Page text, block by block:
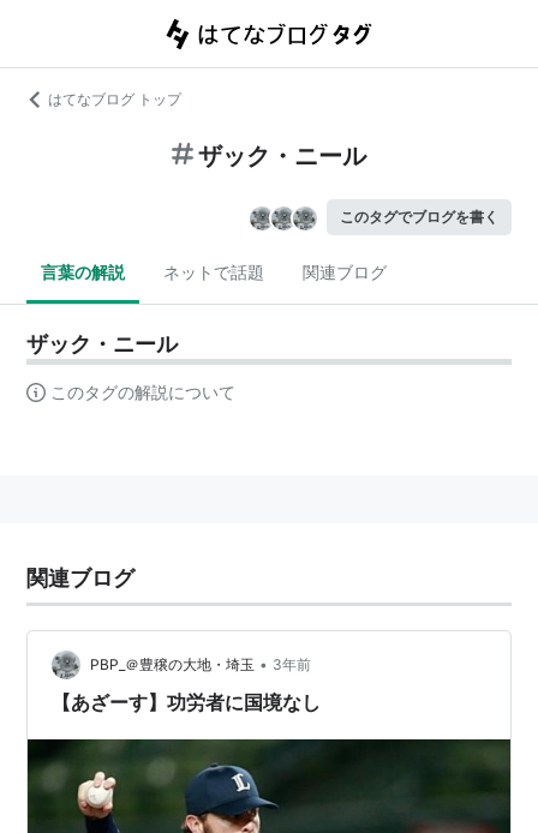
はてなブログ トップ
ザック・ニール
このタグでブログを書く
言葉の解説 ネットで話題 関連ブログ
ザック・ニール
このタグの解説について
関連ブログ
PBP_＠豊穣の大地・埼玉 • 3年前
【あざーす】功労者に国境なし